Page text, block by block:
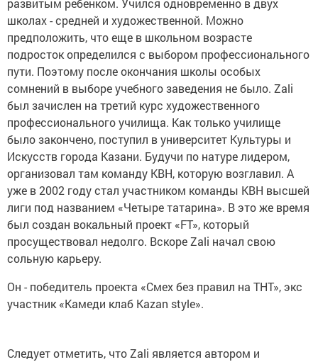
развитым ребенком. Учился одновременно в двух
школах - средней и художественной. Можно
предположить, что еще в школьном возрасте
подросток определился с выбором профессионального
пути. Поэтому после окончания школы особых
сомнений в выборе учебного заведения не было. Zali
был зачислен на третий курс художественного
профессионального училища. Как только училище
было закончено, поступил в университет Культуры и
Искусств города Казани. Будучи по натуре лидером,
организовал там команду КВН, которую возглавил. А
уже в 2002 году стал участником команды КВН высшей
лиги под названием «Четыре татарина». В это же время
был создан вокальный проект «FT», который
просуществовал недолго. Вскоре Zali начал свою
сольную карьеру.
Он - победитель проекта «Смех без правил на ТНТ», экс
участник «Камеди клаб Kazan style».
Следует отметить, что Zali является автором и